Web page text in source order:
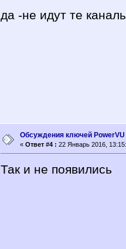
да -не идут те
Обсуждения ключей PowerVU
« Ответ #4 : 22 Январь 2016,
Так и не появились